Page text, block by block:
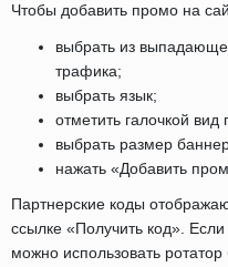
Чтобы добавить промо на
выбрать из
трафика;
выбрать язык;
отметить галочкой вид
выбрать размер
нажать «Добавить
Партнерские коды
ссылке «Получить код».
можно использовать